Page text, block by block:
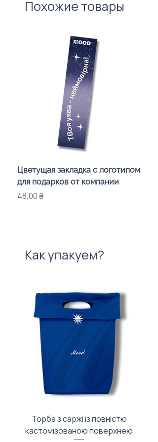
врахування вартості нанесення.
Похожие товары
Цветущая закладка с логотипом
для подарков от компании
Цена
48,00 ₴
для
Цена
Как упакуем?
Торба з саржі із повністю
кастомізованою поверхнею